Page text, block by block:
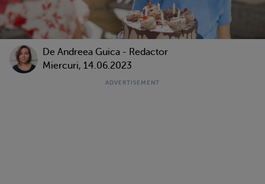
De Andreea Guica - Redactor
Miercuri, 14.06.2023